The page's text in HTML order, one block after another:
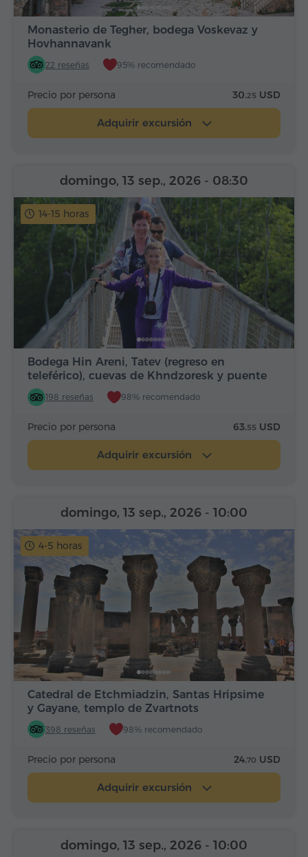
Monasterio de Tegher, bodega Voskevaz y
Hovhannavank
22 reseñas 95% recomendado
Precio por persona 30.25 USD
Adquirir excursión
14-15 horas
Bodega Hin Areni, Tatev (regreso en
teleférico), cuevas de Khndzoresk y puente
198 reseñas 98% recomendado
domingo, 13 sep., 2026 - 08:30
Precio por persona 63.55 USD
Adquirir excursión
4-5 horas
Catedral de Etchmiadzin, Santas Hripsime
y Gayane, templo de Zvartnots
398 reseñas 98% recomendado
domingo, 13 sep., 2026 - 10:00
Precio por persona 24.70 USD
Adquirir excursión
domingo, 13 sep., 2026 - 10:00